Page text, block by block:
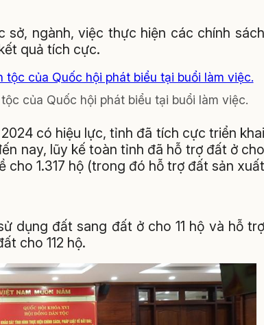
ngành, việc thực hiện các chính sách
quả tích cực.
của Quốc hội phát biểu tại buổi làm việc.
có hiệu lực, tỉnh đã tích cực triển khai
nay, lũy kế toàn tỉnh đã hỗ trợ đất ở cho
1.317 hộ (trong đó hỗ trợ đất sản xuất
dụng đất sang đất ở cho 11 hộ và hỗ trợ
cho 112 hộ.